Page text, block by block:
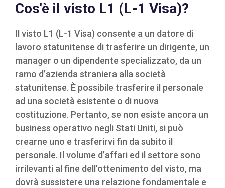
Cos'è il visto L1 (L-1 Visa)?
Il visto L1 (L-1 Visa) consente a un datore di
lavoro statunitense di trasferire un dirigente, un
manager o un dipendente specializzato, da un
ramo d’azienda straniera alla società
statunitense. È possibile trasferire il personale
ad una società esistente o di nuova
costituzione. Pertanto, se non esiste ancora un
business operativo negli Stati Uniti, si può
crearne uno e trasferirvi fin da subito il
personale. Il volume d’affari ed il settore sono
irrilevanti al fine dell’ottenimento del visto, ma
dovrà sussistere una relazione fondamentale e